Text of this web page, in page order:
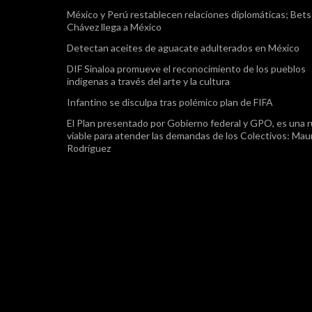
México y Perú restablecen relaciones diplomáticas;
Chávez llega a México
Detectan aceites de aguacate adulterados en México
DIF Sinaloa promueve el reconocimiento de los pueblos
indígenas a través del arte y la cultura
Infantino se disculpa tras polémico plan de FIFA
El Plan presentado por Gobierno federal y GPO, es una
viable para atender las demandas de los Colectivos:
Rodríguez